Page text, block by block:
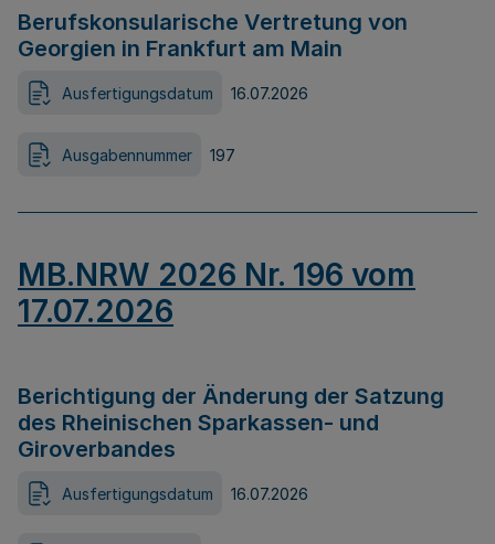
Berufskonsularische Vertretung von
Georgien in Frankfurt am Main
Ausfertigungsdatum 16.07.2026
Ausgabennummer 197
MB.NRW 2026 Nr. 196 vom
17.07.2026
Berichtigung der Änderung der Satzung
des Rheinischen Sparkassen- und
Giroverbandes
Ausfertigungsdatum 16.07.2026